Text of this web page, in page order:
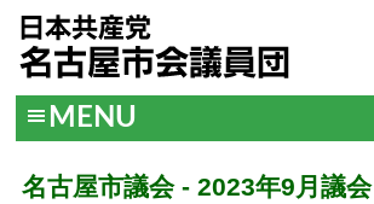
MENU
名古屋市議会 - 2023年9月議会